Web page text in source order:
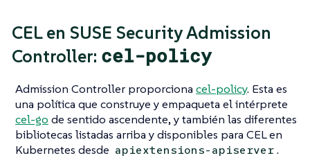
CEL en SUSE Security Admission
Controller: cel-policy
Admission Controller proporciona cel-policy. Esta es
una política que construye y empaqueta el intérprete
cel-go de sentido ascendente, y también las diferentes
bibliotecas listadas arriba y disponibles para CEL en
Kubernetes desde apiextensions-apiserver.